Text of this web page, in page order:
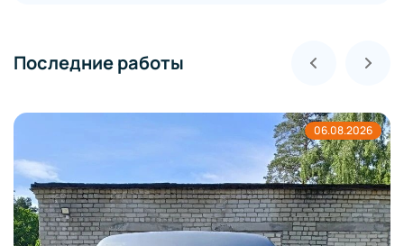
Последние работы
06.08.2026